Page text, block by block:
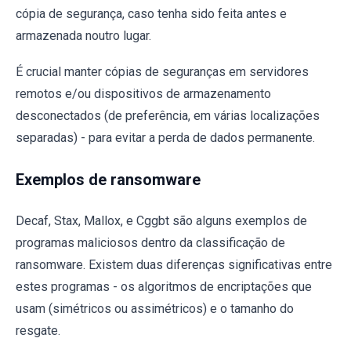
cópia de segurança, caso tenha sido feita antes e
armazenada noutro lugar.
É crucial manter cópias de seguranças em servidores
remotos e/ou dispositivos de armazenamento
desconectados (de preferência, em várias localizações
separadas) - para evitar a perda de dados permanente.
Exemplos de ransomware
Decaf, Stax, Mallox, e Cggbt são alguns exemplos de
programas maliciosos dentro da classificação de
ransomware. Existem duas diferenças significativas entre
estes programas - os algoritmos de encriptações que
usam (simétricos ou assimétricos) e o tamanho do
resgate.